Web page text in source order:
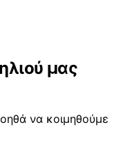
μας
να κοιμηθούμε